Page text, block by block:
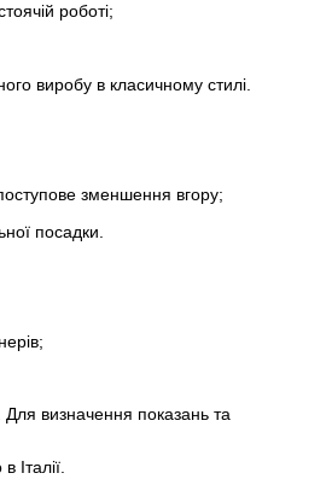
роботі;
виробу в класичному стилі.
зменшення вгору;
посадки.
Для визначення показань та
Італії.